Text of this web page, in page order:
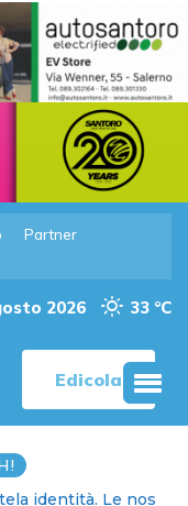
Partner
2026 33 °C
Edicola
identità. Le nostre